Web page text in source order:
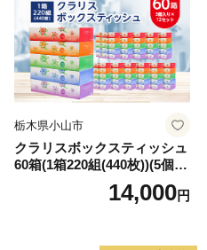
栃木県小山市
クラリスボックスティッシュ
60箱(1箱220組(440枚))(5個入
り×12セット)【1256759】
14,000円